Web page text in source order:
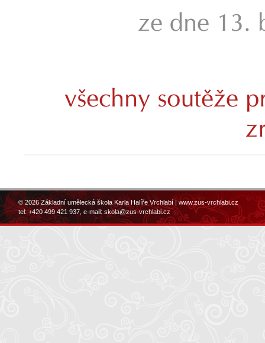
ze dne 13.
všechny soutěže
© 2026 Základní umělecká škola Karla Halíře Vrchlabí |www.zus-vrchlabi.cz
tel: +420 499 421 937, e-mail:skola@zus-vrchlabi.cz